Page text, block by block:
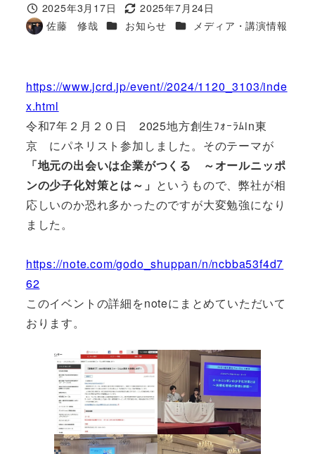
投稿日
2025年3月17日
更新日
2025年7月24日
著
佐藤 修哉 カテゴリー
お知らせ カテゴリー
メディア・講演情報
https://www.jcrd.jp/event//2024/1120_3103/inde
x.html
令和7年２月２０日 2025地方創生ﾌｫｰﾗﾑin東
京 にパネリスト参加しました。そのテーマが
「地元の出会いは企業がつくる ～オールニッポ
ンの少子化対策とは～」 というもので、弊社が相
応しいのか恐れ多かったのですが大変勉強になり
ました。
https://note.com/godo_shuppan/n/ncbba53f4d7
62
このイベントの詳細をnoteにまとめていただいて
おります。